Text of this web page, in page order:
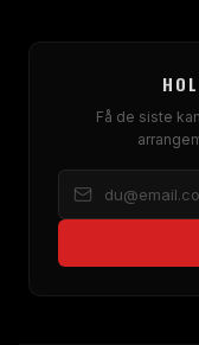
Få de siste